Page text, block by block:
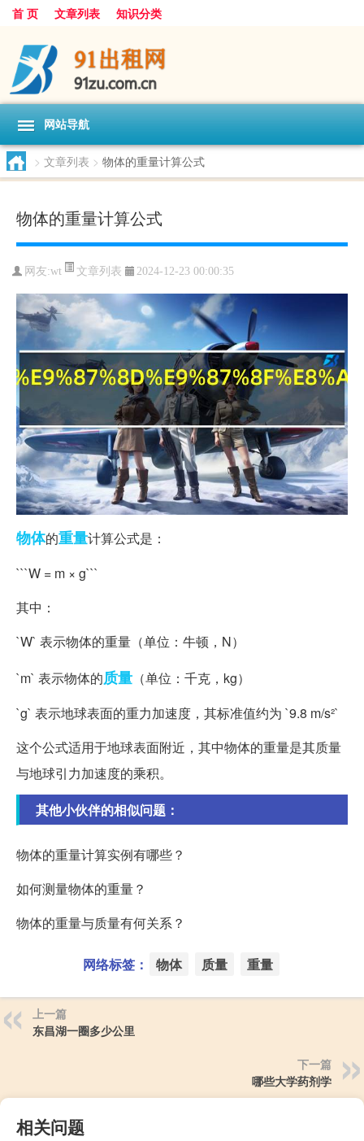
首 页 文章列表 知识分类
网站导航
> 文章列表 > 物体的重量计算公式
物体的重量计算公式
网友:wt 文章列表 2024-12-23 00:00:35
物体的重量计算公式是：
```W = m × g```
其中：
`W` 表示物体的重量（单位：牛顿，N）
`m` 表示物体的质量 （单位：千克，kg）
`g` 表示地球表面的重力加速度，其标准值约为 `9.8 m/s²`
这个公式适用于地球表面附近，其中物体的重量是其质量
与地球引力加速度的乘积。
其他小伙伴的相似问题：
物体的重量计算实例有哪些？
如何测量物体的重量？
物体的重量与质量有何关系？
网络标签： 物体 质量 重量
上一篇
东昌湖一圈多少公里
下一篇
哪些大学药剂学
相关问题